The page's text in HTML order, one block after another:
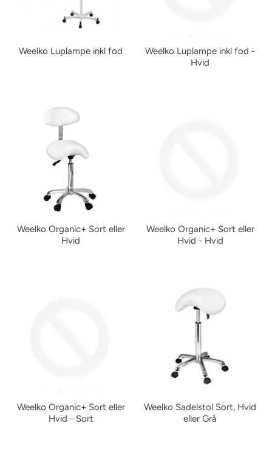
Weelko Luplampe inkl fod
Weelko Luplampe inkl fod -
Hvid
Weelko Organic+ Sort eller
Hvid
Weelko Organic+ Sort eller
Hvid - Hvid
Weelko Organic+ Sort eller
Hvid - Sort
Weelko Sadelstol Sort, Hvid
eller Grå